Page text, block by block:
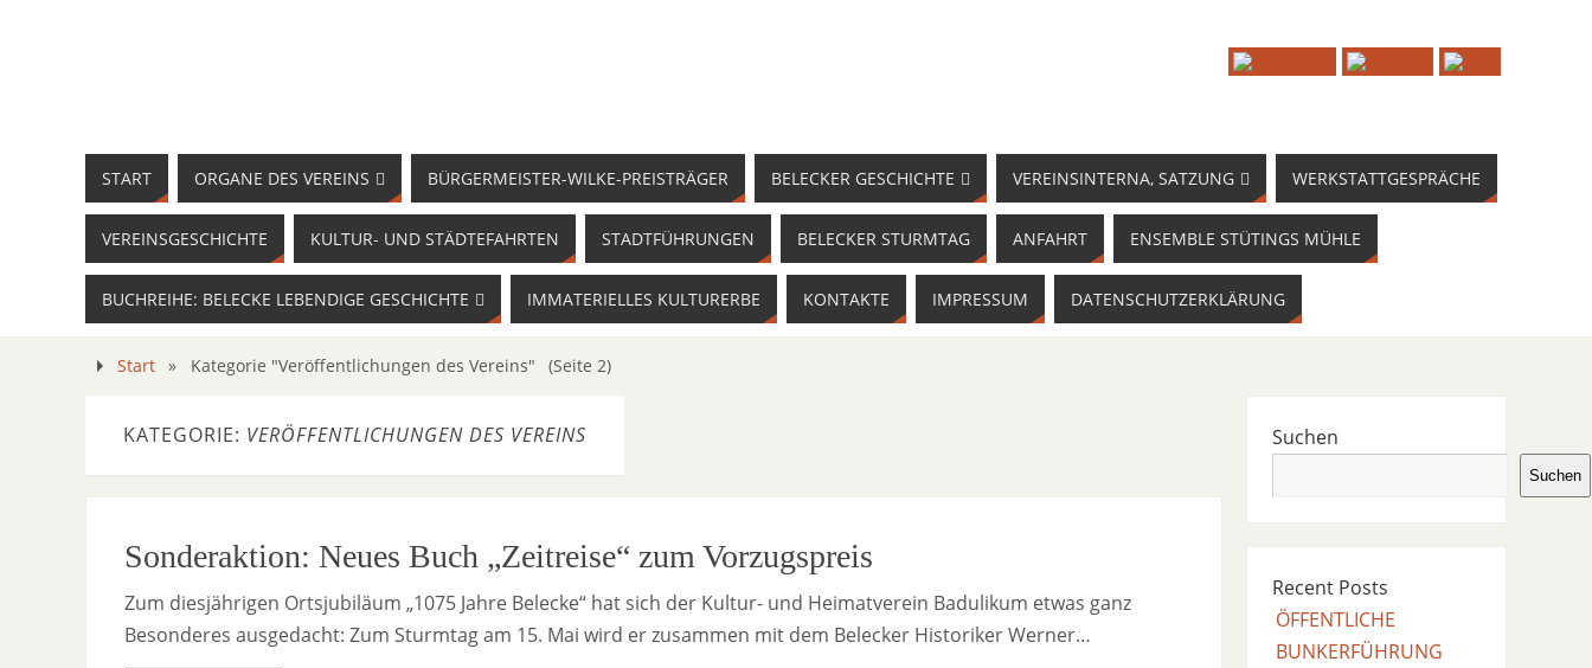
START ORGANE DES VEREINS BÜRGERMEISTER-WILKE-PREISTRÄGER BELECKER GESCHICHTE VEREINSINTERNA, SATZUNG WERKSTATTGESPRÄCHE
VEREINSGESCHICHTE KULTUR- UND STÄDTEFAHRTEN STADTFÜHRUNGEN BELECKER STURMTAG ANFAHRT ENSEMBLE STÜTINGS MÜHLE
BUCHREIHE: BELECKE LEBENDIGE GESCHICHTE IMMATERIELLES KULTURERBE KONTAKTE IMPRESSUM DATENSCHUTZERKLÄRUNG
Start » Kategorie "Veröffentlichungen des Vereins" (Seite 2)
KATEGORIE: VERÖFFENTLICHUNGEN DES VEREINS
Sonderaktion: Neues Buch „Zeitreise“ zum Vorzugspreis
Zum diesjährigen Ortsjubiläum „1075 Jahre Belecke“ hat sich der Kultur- und Heimatverein Badulikum etwas ganz
Besonderes ausgedacht: Zum Sturmtag am 15. Mai wird er zusammen mit dem Belecker Historiker Werner…
Suchen
Suchen
Recent Posts
ÖFFENTLICHE
BUNKERFÜHRUNG